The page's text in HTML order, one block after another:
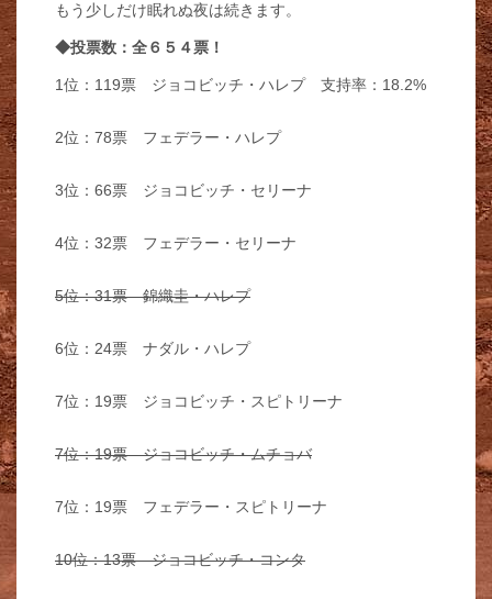
もう少しだけ眠れぬ夜は続きます。
◆投票数：全６５４票！
1位：119票 ジョコビッチ・ハレプ 支持率：18.2%
2位：78票 フェデラー・ハレプ
3位：66票 ジョコビッチ・セリーナ
4位：32票 フェデラー・セリーナ
5位：31票 錦織圭・ハレプ
6位：24票 ナダル・ハレプ
7位：19票 ジョコビッチ・スピトリーナ
7位：19票 ジョコビッチ・ムチョバ
7位：19票 フェデラー・スピトリーナ
10位：13票 ジョコビッチ・コンタ